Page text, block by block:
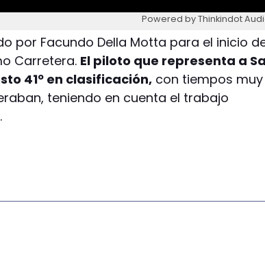
Powered by Thinkindot
por Facundo Della Motta para el inicio
Carretera. El piloto que representa a
41º en clasificación, con tiempos muy
teniendo en cuenta el trabajo